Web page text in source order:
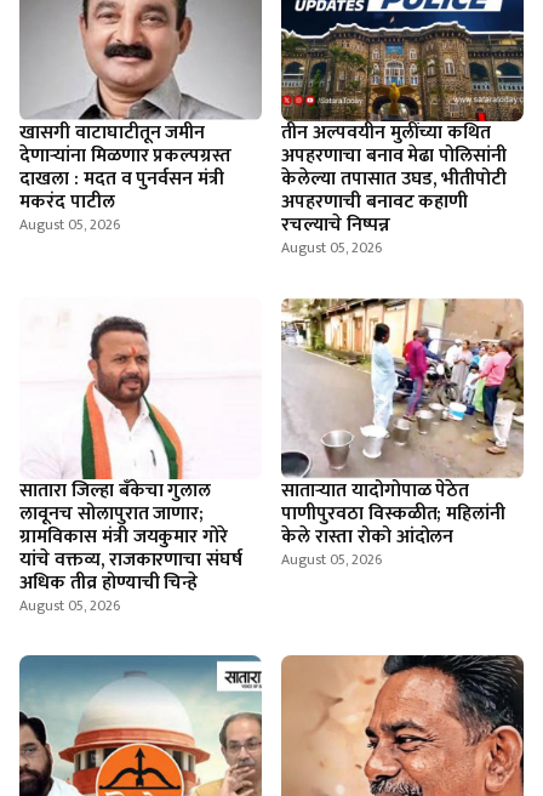
खासगी वाटाघाटीतून जमीन
देणाऱ्यांना मिळणार प्रकल्पग्रस्त
दाखला : मदत व पुनर्वसन मंत्री
मकरंद पाटील
August 05, 2026
तीन अल्पवयीन मुलींच्या कथित
अपहरणाचा बनाव मेढा पोलिसांनी
केलेल्या तपासात उघड, भीतीपोटी
अपहरणाची बनावट कहाणी
रचल्याचे निष्पन्न
August 05, 2026
सातारा जिल्हा बँकेचा गुलाल
लावूनच सोलापुरात जाणार;
ग्रामविकास मंत्री जयकुमार गोरे
यांचे वक्तव्य, राजकारणाचा संघर्ष
अधिक तीव्र होण्याची चिन्हे
August 05, 2026
सातार्‍यात यादोगोपाळ पेठेत
पाणीपुरवठा विस्कळीत; महिलांनी
केले रास्ता रोको आंदोलन
August 05, 2026